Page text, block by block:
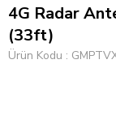
4G Radar
(33ft)
Ürün Kodu